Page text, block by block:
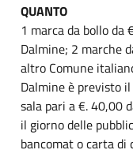
QUANTO
1 marca da bollo
Dalmine; 2 marche
altro Comune
Dalmine è previsto
sala pari a €. 40,00
il giorno delle
bancomat o carta di